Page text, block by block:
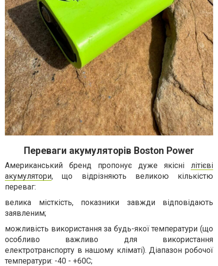
Переваги акумуляторів Boston Power
Американський бренд пропонує дуже якісні літієві
акумулятори, що відрізняють великою кількістю
переваг:
велика місткість, показники завжди відповідають
заявленим;
можливість використання за будь-якої температури (що
особливо важливо для використання
електротранспорту в нашому кліматі). Діапазон робочої
температури: -40 - +60С;